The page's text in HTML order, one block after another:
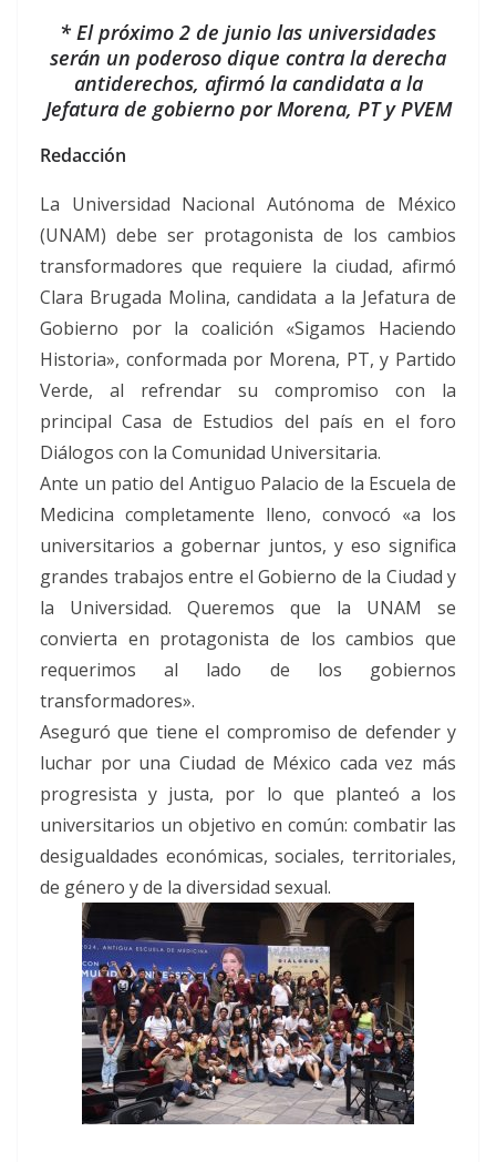
* El próximo 2 de junio las universidades
serán un poderoso dique contra la derecha
antiderechos, afirmó la candidata a la
Jefatura de gobierno por Morena, PT y PVEM
Redacción
La Universidad Nacional Autónoma de México
(UNAM) debe ser protagonista de los cambios
transformadores que requiere la ciudad, afirmó
Clara Brugada Molina, candidata a la Jefatura de
Gobierno por la coalición «Sigamos Haciendo
Historia», conformada por Morena, PT, y Partido
Verde, al refrendar su compromiso con la
principal Casa de Estudios del país en el foro
Diálogos con la Comunidad Universitaria.
Ante un patio del Antiguo Palacio de la Escuela de
Medicina completamente lleno, convocó «a los
universitarios a gobernar juntos, y eso significa
grandes trabajos entre el Gobierno de la Ciudad y
la Universidad. Queremos que la UNAM se
convierta en protagonista de los cambios que
requerimos al lado de los gobiernos
transformadores».
Aseguró que tiene el compromiso de defender y
luchar por una Ciudad de México cada vez más
progresista y justa, por lo que planteó a los
universitarios un objetivo en común: combatir las
desigualdades económicas, sociales, territoriales,
de género y de la diversidad sexual.